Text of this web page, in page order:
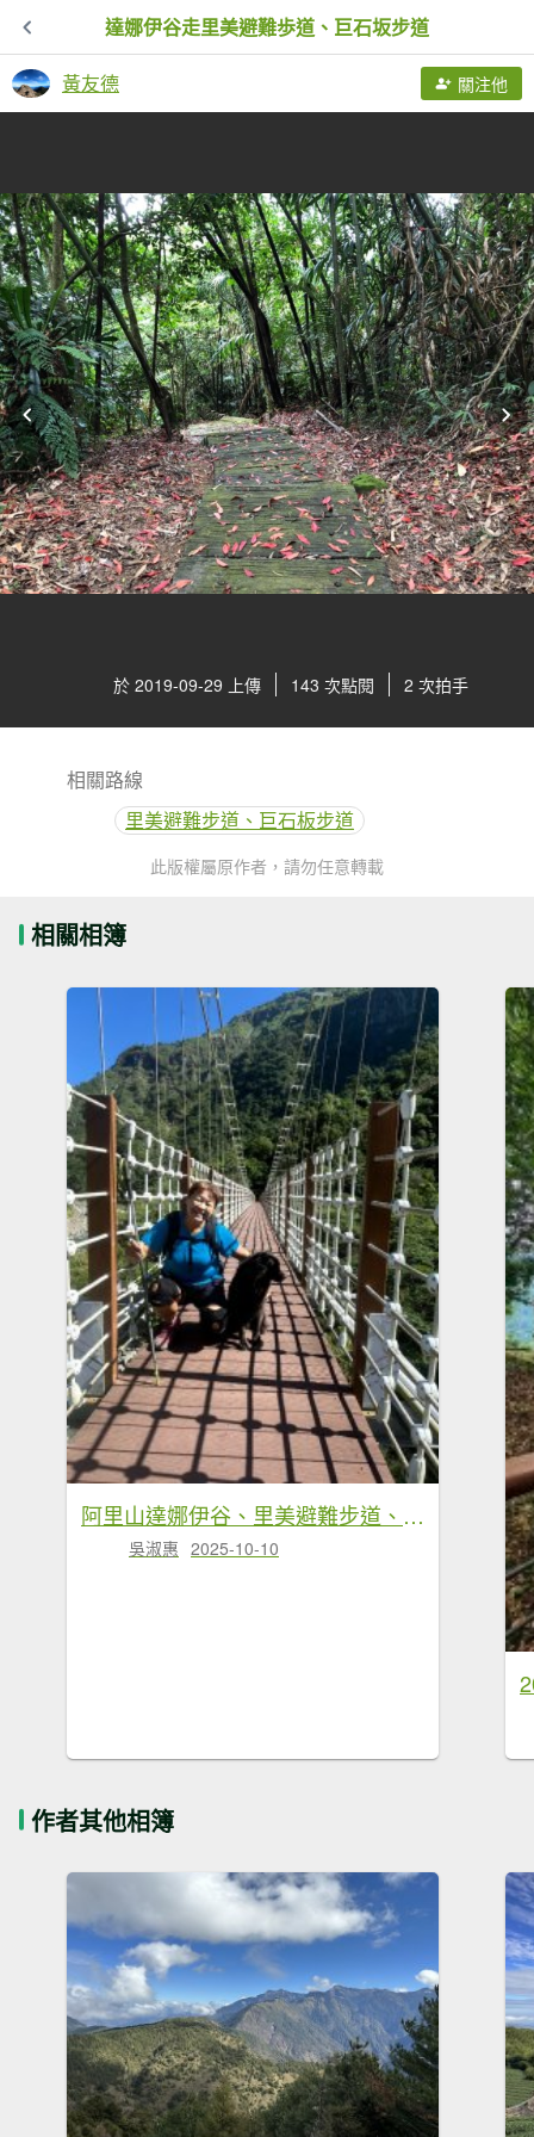
達娜伊谷走里美避難歩道、巨石坂步道
黃友德 關注他
於 2019-09-29 上傳 143 次點閱 2 次拍手
相關路線
里美避難步道、巨石板步道
此版權屬原作者，請勿任意轉載
相關相簿
阿里山達娜伊谷、里美避難步道、巨石板步道
吳淑惠 2025-10-10
作者其他相簿